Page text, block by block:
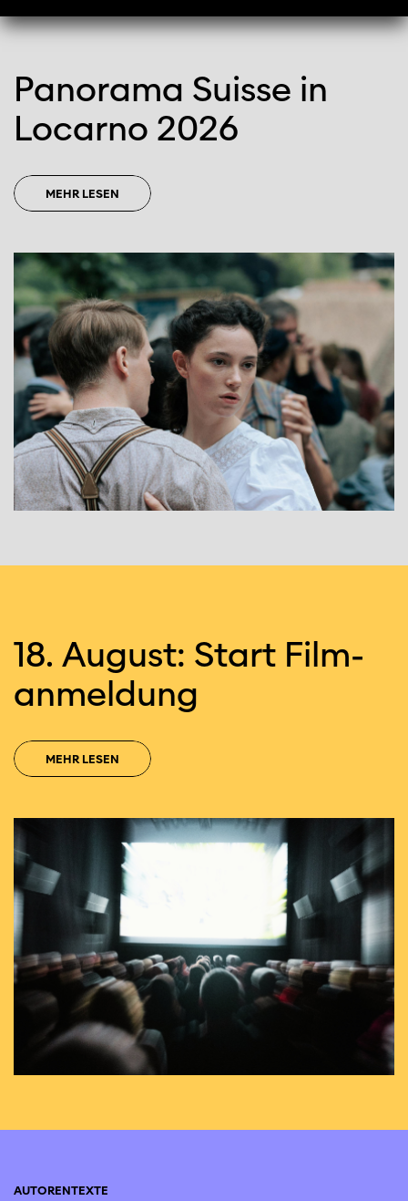
Panorama Suisse in
Locarno 2026
MEHR LESEN
18. August: Start Film­
an­mel­dung
MEHR LESEN
AUTORENTEXTE